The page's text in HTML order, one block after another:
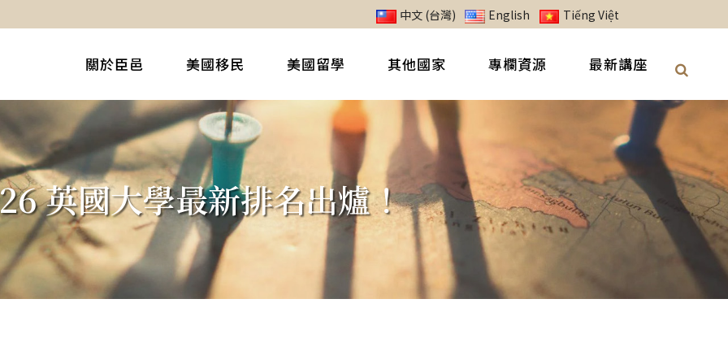
中文 (台灣) English Tiếng Việt
關於臣邑 美國移民 美國留學 其他國家 專欄資源 最新講座
英國大學最新排名出爐！